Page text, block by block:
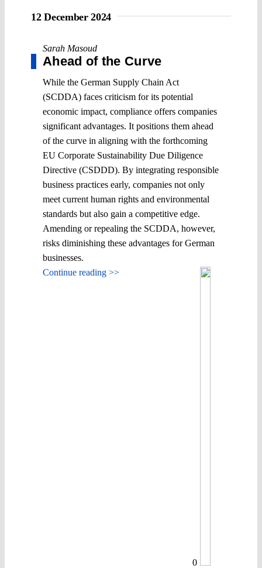
12 December 2024
Sarah Masoud
Ahead of the Curve
While the German Supply Chain Act
(SCDDA) faces criticism for its potential
economic impact, compliance offers companies
significant advantages. It positions them ahead
of the curve in aligning with the forthcoming
EU Corporate Sustainability Due Diligence
Directive (CSDDD). By integrating responsible
business practices early, companies not only
meet current human rights and environmental
standards but also gain a competitive edge.
Amending or repealing the SCDDA, however,
risks diminishing these advantages for German
businesses.
Continue reading >>
0